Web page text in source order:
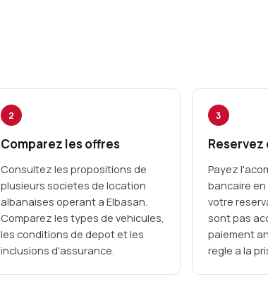
2
Comparez les offres
Consultez les propositions de
plusieurs societes de location
albanaises operant a Elbasan.
Comparez les types de vehicules,
les conditions de depot et les
inclusions d'assurance.
3
Reservez
Payez
bancaire
votre
sont pas
paiement
regle a la